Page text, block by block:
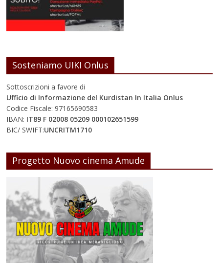
Sosteniamo UIKI Onlus
Sottoscrizioni a favore di
Ufficio di Informazione del Kurdistan In Italia Onlus
Codice Fiscale: 97165690583
IBAN: IT89 F 02008 05209 000102651599
BIC/ SWIFT:UNCRITM1710
Progetto Nuovo cinema Amude